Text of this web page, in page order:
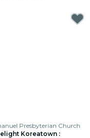
Presbyterian Church
Koreatown :